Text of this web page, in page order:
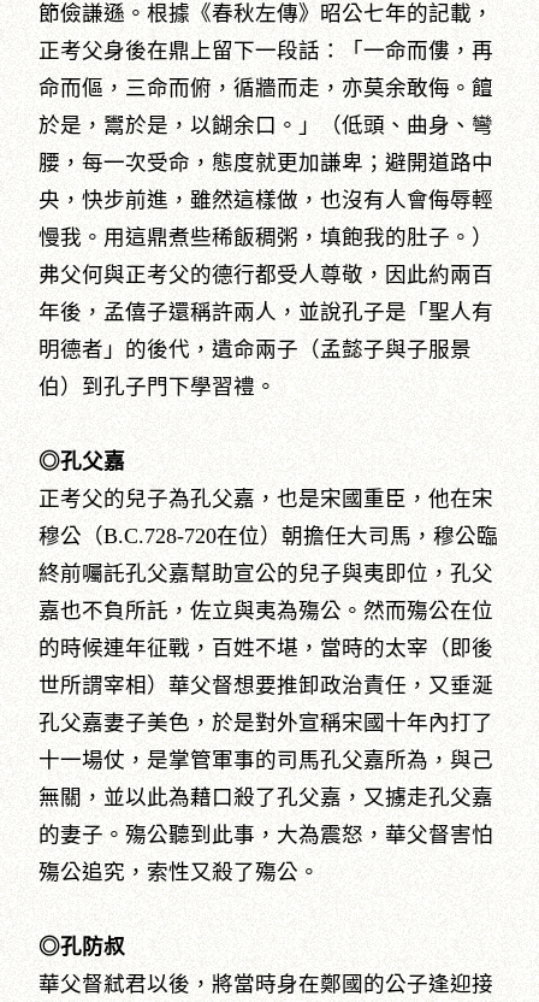
節儉謙遜。根據《春秋左傳》昭公七年的記載，
正考父身後在鼎上留下一段話：「一命而僂，再
命而傴，三命而俯，循牆而走，亦莫余敢侮。饘
於是，鬻於是，以餬余口。」（低頭、曲身、彎
腰，每一次受命，態度就更加謙卑；避開道路中
央，快步前進，雖然這樣做，也沒有人會侮辱輕
慢我。用這鼎煮些稀飯稠粥，填飽我的肚子。）
弗父何與正考父的德行都受人尊敬，因此約兩百
年後，孟僖子還稱許兩人，並說孔子是「聖人有
明德者」的後代，遺命兩子（孟懿子與子服景
伯）到孔子門下學習禮。
◎孔父嘉
正考父的兒子為孔父嘉，也是宋國重臣，他在宋
穆公（B.C.728-720在位）朝擔任大司馬，穆公臨
終前囑託孔父嘉幫助宣公的兒子與夷即位，孔父
嘉也不負所託，佐立與夷為殤公。然而殤公在位
的時候連年征戰，百姓不堪，當時的太宰（即後
世所謂宰相）華父督想要推卸政治責任，又垂涎
孔父嘉妻子美色，於是對外宣稱宋國十年內打了
十一場仗，是掌管軍事的司馬孔父嘉所為，與己
無關，並以此為藉口殺了孔父嘉，又擄走孔父嘉
的妻子。殤公聽到此事，大為震怒，華父督害怕
殤公追究，索性又殺了殤公。
◎孔防叔
華父督弒君以後，將當時身在鄭國的公子逢迎接